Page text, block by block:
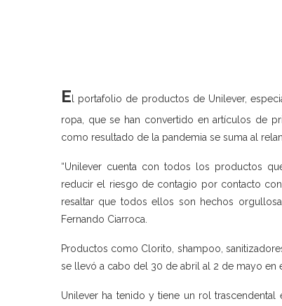
E l portafolio de productos de Unilever,
ropa, que se han convertido en artículos de
como resultado de la pandemia se suma al
“Unilever cuenta con todos los productos
reducir el riesgo de contagio por contacto
resaltar que todos ellos son hechos
Fernando Ciarroca.
Productos como Clorito, shampoo,
se llevó a cabo del 30 de abril al 2 de mayo en
Unilever ha tenido y tiene un rol